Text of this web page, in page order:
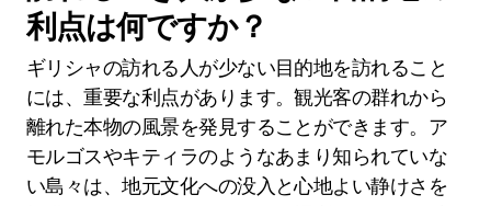
利点は何ですか？
ギリシャの訪れる人が少ない目的地を訪れること
には、重要な利点があります。観光客の群れから
離れた本物の風景を発見することができます。ア
モルゴスやキティラのようなあまり知られていな
い島々は、地元文化への没入と心地よい静けさを